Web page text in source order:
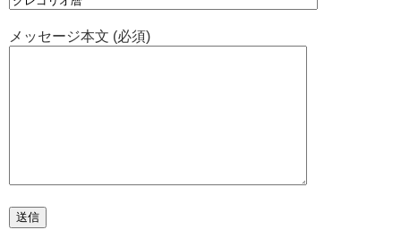
メッセージ本文 (必須)